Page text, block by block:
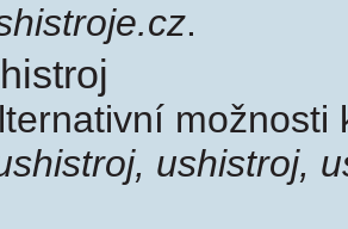
.
ushistroj,